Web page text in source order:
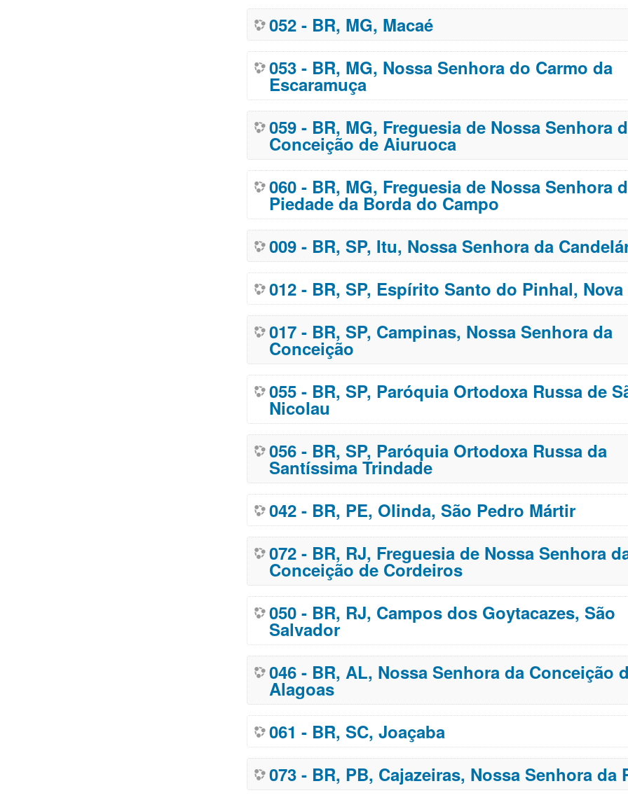
052 - BR, MG, Macaé
053 - BR, MG, Nossa Senhora do Carmo da
Escaramuça
059 - BR, MG, Freguesia de Nossa Senhora
Conceição de Aiuruoca
060 - BR, MG, Freguesia de Nossa Senhora
Piedade da Borda do Campo
009 - BR, SP, Itu, Nossa Senhora da
012 - BR, SP, Espírito Santo do Pinhal,
017 - BR, SP, Campinas, Nossa Senhora da
Conceição
055 - BR, SP, Paróquia Ortodoxa Russa de
Nicolau
056 - BR, SP, Paróquia Ortodoxa Russa da
Santíssima Trindade
042 - BR, PE, Olinda, São Pedro Mártir
072 - BR, RJ, Freguesia de Nossa Senhora
Conceição de Cordeiros
050 - BR, RJ, Campos dos Goytacazes, São
Salvador
046 - BR, AL, Nossa Senhora da Conceição
Alagoas
061 - BR, SC, Joaçaba
073 - BR, PB, Cajazeiras, Nossa Senhora da